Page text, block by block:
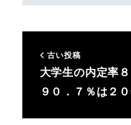
古い投稿
大学生の内定率
９０．７％は２